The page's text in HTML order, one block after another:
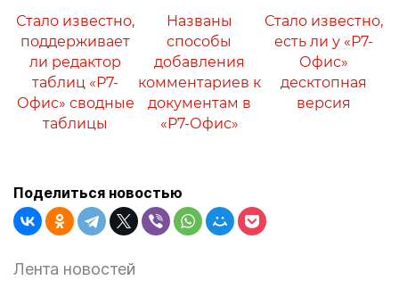
Стало известно,
поддерживает
ли редактор
таблиц «Р7-
Офис» сводные
таблицы
Названы
способы
добавления
комментариев к
документам в
«Р7-Офис»
Стало известно,
есть ли у «Р7-
Офис»
десктопная
версия
Поделиться новостью
Лента новостей